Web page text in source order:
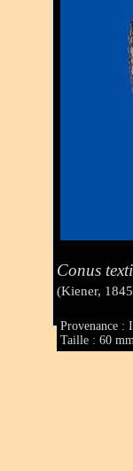
Conus
(Kiener,
Provenance :
Taille : 60